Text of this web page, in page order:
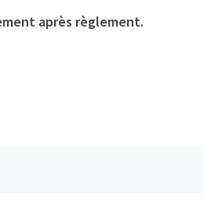
après règlement.